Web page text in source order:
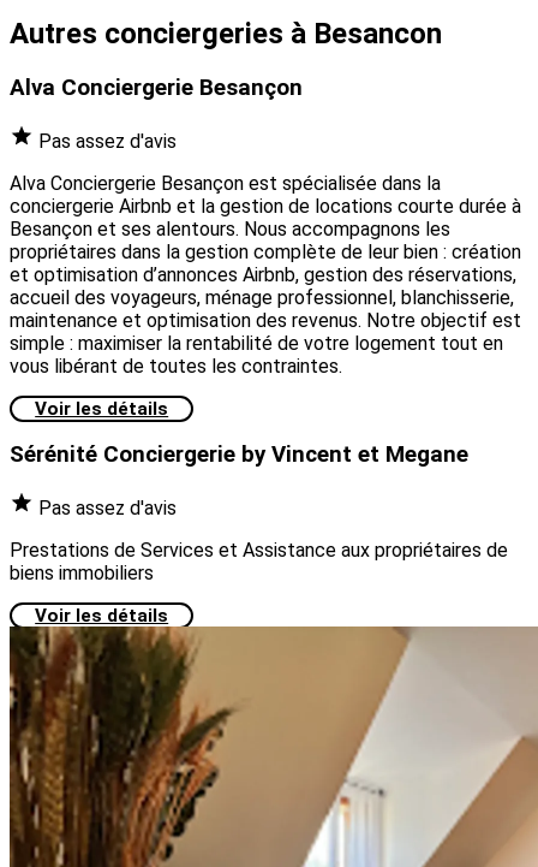
Autres conciergeries à Besancon
Alva Conciergerie Besançon
Pas assez d'avis
Alva Conciergerie Besançon est spécialisée dans la
conciergerie Airbnb et la gestion de locations courte durée à
Besançon et ses alentours. Nous accompagnons les
propriétaires dans la gestion complète de leur bien : création
et optimisation d’annonces Airbnb, gestion des réservations,
accueil des voyageurs, ménage professionnel, blanchisserie,
maintenance et optimisation des revenus. Notre objectif est
simple : maximiser la rentabilité de votre logement tout en
vous libérant de toutes les contraintes.
Voir les détails
Sérénité Conciergerie by Vincent et Megane
Pas assez d'avis
Prestations de Services et Assistance aux propriétaires de
biens immobiliers
Voir les détails